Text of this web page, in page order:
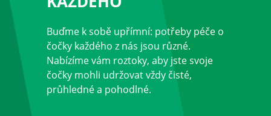
Buďme k sobě upřímní: potřeby péče o
čočky každého z nás jsou různé.
Nabízíme vám roztoky, aby jste svoje
čočky mohli udržovat vždy čisté,
průhledné a pohodlné.